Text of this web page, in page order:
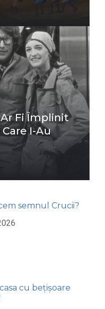
Fi Împlinit
I-Au
semnul Crucii?
cu bețișoare